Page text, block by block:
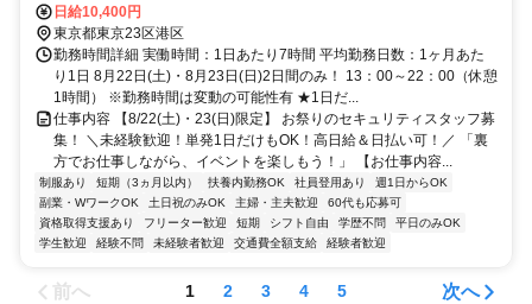
北線 「⿇布⼗番駅」より徒歩スグ
日給10,400円
東京都東京23区港区
勤務時間詳細 実働時間：1日あたり7時間 平均勤務日数：1ヶ月あた
り1日 8月22日(土)・8月23日(日)2日間のみ！ 13：00～22：00（休憩
1時間） ※勤務時間は変動の可能性有 ★1日だ...
仕事内容 【8/22(土)・23(日)限定】 お祭りのセキュリティスタッフ募
集！ ＼未経験歓迎！単発1日だけもOK！高日給＆日払い可！／ 「裏
方でお仕事しながら、イベントを楽しもう！」 【お仕事内容...
制服あり 短期（3ヵ月以内） 扶養内勤務OK 社員登用あり
週1日からOK
副業・WワークOK
土日祝のみOK 主婦・主夫歓迎
60代も応募可
資格取得支援あり
フリーター歓迎 短期 シフト自由 学歴不問
平日のみOK
学生歓迎
経験不問 未経験者歓迎 交通費全額支給 経験者歓迎
前へ 1 2 3 4 5 次へ